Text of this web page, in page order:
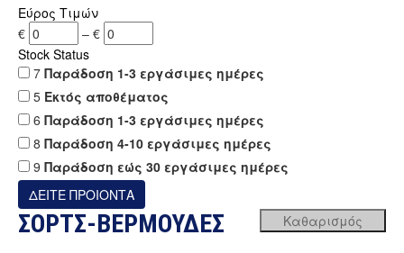
Εύρος Τιμών
€
– €
Stock Status
7 Παράδοση 1-3 εργάσιμες ημέρες
5 Εκτός αποθέματος
6 Παράδοση 1-3 εργάσιμες ημέρες
8 Παράδοση 4-10 εργάσιμες ημέρες
9 Παράδοση εώς 30 εργάσιμες ημέρες
ΣΟΡΤΣ-ΒΕΡΜΟΥΔΕΣ